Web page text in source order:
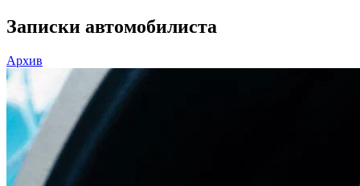
Записки автомобилиста
Архив